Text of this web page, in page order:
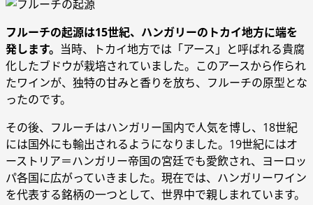
フルーチの起源は15世紀、ハンガリーのトカイ地方に端を
発します。 当時、トカイ地方では「アース」と呼ばれる貴腐
化したブドウが栽培されていました。このアースから作られ
たワインが、独特の甘みと香りを放ち、フルーチの原型とな
ったのです。
その後、フルーチはハンガリー国内で人気を博し、18世紀
には国外にも輸出されるようになりました。19世紀にはオ
ーストリア＝ハンガリー帝国の宮廷でも愛飲され、ヨーロッ
パ各国に広がっていきました。現在では、ハンガリーワイン
を代表する銘柄の一つとして、世界中で親しまれています。